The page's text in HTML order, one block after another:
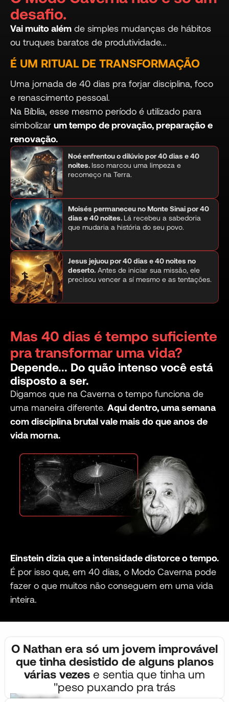
desafio.
Vai muito além de simples mudanças de hábitos
ou truques baratos de produtividade...
É UM RITUAL DE TRANSFORMAÇÃO
Uma jornada de 40 dias pra forjar disciplina, foco
e renascimento pessoal.
Na Bíblia, esse mesmo período é utilizado para
simbolizar um tempo de provação, preparação e
renovação.
Noé enfrentou o dilúvio por 40 dias e 40
noites. Isso marcou uma limpeza e
recomeço na Terra.
Moisés permaneceu no Monte Sinai por 40
dias e 40 noites. Lá recebeu a sabedoria
que mudaria a história do seu povo.
Jesus jejuou por 40 dias e 40 noites no
deserto.Antes de iniciar sua missão, ele
precisou vencer a sí mesmo e as tentações.
Mas 40 dias é tempo suficiente
pra transformar uma vida?
Depende... Do quão intenso você está
disposto a ser.
Digamos que na Caverna o tempo funciona de
uma maneira diferente. Aqui dentro, uma semana
com disciplina brutal vale mais do que anos de
vida morna.
Einstein dizia que a intensidade distorce o tempo.
É por isso que, em 40 dias, o Modo Caverna pode
fazer o que muitos não conseguem em uma vida
inteira.
O Nathan era só um jovem improvável
que tinha desistido de alguns planos
várias vezes e sentia que tinha um
"peso puxando pra trás